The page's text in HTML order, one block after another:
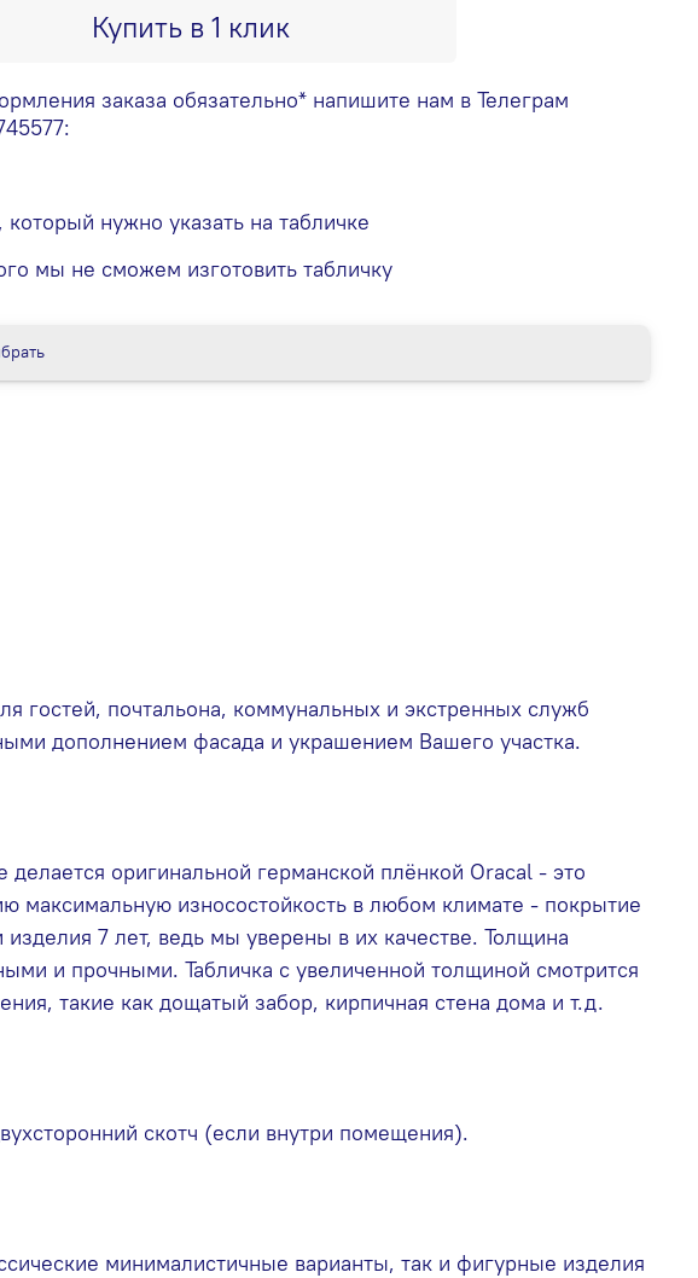
Купить в 1 клик
заказа обязательно* напишите нам в Телеграм
который нужно указать на табличке
мы не сможем изготовить табличку
гостей, почтальона, коммунальных и экстренных служб
дополнением фасада и украшением Вашего участка.
оригинальной германской плёнкой Oracal - это
максимальную износостойкость в любом климате - покрытие
7 лет, ведь мы уверены в их качестве. Толщина
и прочными. Табличка с увеличенной толщиной смотрится
такие как дощатый забор, кирпичная стена дома и т.д.
скотч (если внутри помещения).
минималистичные варианты, так и фигурные изделия